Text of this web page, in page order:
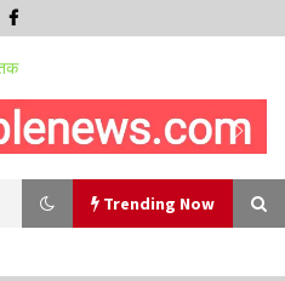
Trending Now